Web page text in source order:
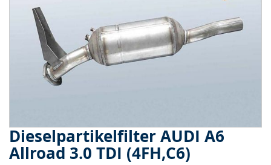
Dieselpartikelfilter AUDI A6
Allroad 3.0 TDI (4FH,C6)
springen
Zum
Anfang
der